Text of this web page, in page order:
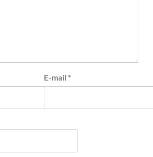
E-mail *